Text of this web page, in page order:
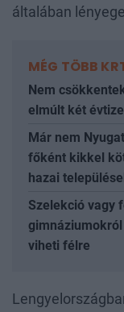
általában
MÉG TÖBB
Nem
elmúlt két
Már nem
főként kikkel
hazai
Szelekció vagy
viheti félre